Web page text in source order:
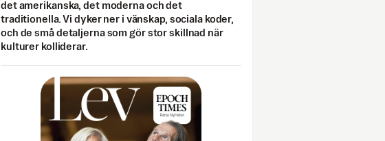
det amerikanska, det moderna och det
traditionella. Vi dyker ner i vänskap, sociala koder,
och de små detaljerna som gör stor skillnad när
kulturer kolliderar.